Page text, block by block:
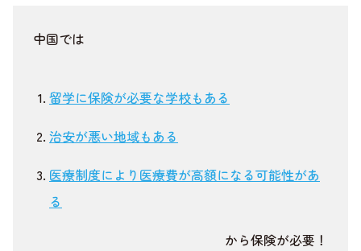
中国では
留学に保険が必要な学校もある
治安が悪い地域もある
医療制度により医療費が高額になる可能性があ
る
から保険が必要！